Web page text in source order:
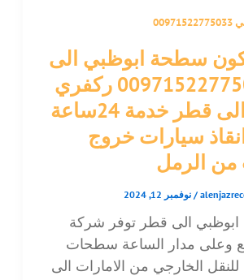
سطحة ابوظبي الى
قطر 00971522775033 ركفري
الامارات الى قطر خدمة 24ساعة
سيارات خروج
من الرمل
/ نوفمبر 12, 2024
الى قطر توفر شركة
وعلى مدار الساعة سطحات
الخارجي من الامارات الى